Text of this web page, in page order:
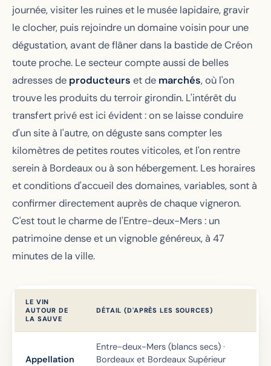
journée, visiter les ruines et le musée lapidaire, gravir
le clocher, puis rejoindre un domaine voisin pour une
dégustation, avant de flâner dans la bastide de Créon
toute proche. Le secteur compte aussi de belles
adresses de producteurs et de marchés, où l'on
trouve les produits du terroir girondin. L'intérêt du
transfert privé est ici évident : on se laisse conduire
d'un site à l'autre, on déguste sans compter les
kilomètres de petites routes viticoles, et l'on rentre
serein à Bordeaux ou à son hébergement. Les horaires
et conditions d'accueil des domaines, variables, sont à
confirmer directement auprès de chaque vigneron.
C'est tout le charme de l'Entre-deux-Mers : un
patrimoine dense et un vignoble généreux, à 47
minutes de la ville.
LE VIN
AUTOUR DE
LA SAUVE
DÉTAIL (D'APRÈS LES SOURCES)
Appellation
Entre-deux-Mers (blancs secs) ·
Bordeaux et Bordeaux Supérieur